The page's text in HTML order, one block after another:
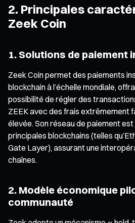
2. Principales
Zeek Coin
1. Solutions de paiement
Zeek Coin permet des paiements
blockchain à l’échelle mondiale,
possibilité de régler des
ZEEK avec des frais extrêmement
élevée. Son réseau de paiement
principales blockchains (telles
Gate Layer), assurant une
chaînes.
2. Modèle économique
communauté